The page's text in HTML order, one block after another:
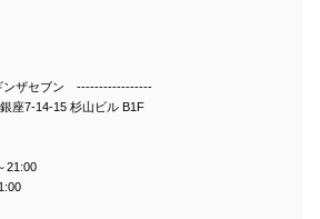
ザセブン -----------------
座7-14-15 杉山ビル B1F
21:00